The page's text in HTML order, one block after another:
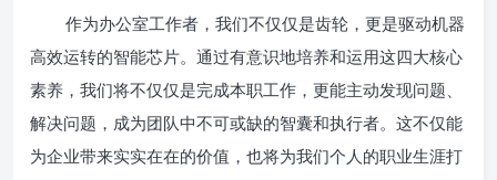
作为办公室工作者，我们不仅仅是齿轮，更是驱动机器
高效运转的智能芯片。通过有意识地培养和运用这四大核心
素养，我们将不仅仅是完成本职工作，更能主动发现问题、
解决问题，成为团队中不可或缺的智囊和执行者。这不仅能
为企业带来实实在在的价值，也将为我们个人的职业生涯打